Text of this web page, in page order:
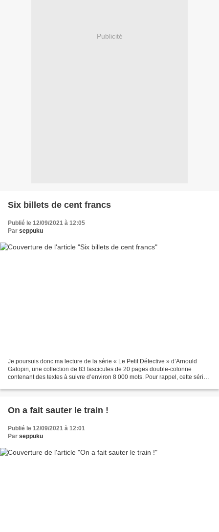
Publicité
Six billets de cent francs
Publié le 12/09/2021 à 12:05
Par seppuku
Je poursuis donc ma lecture de la série « Le Petit Détective » d’Arnould
Galopin, une collection de 83 fascicules de 20 pages double-colonne
contenant des textes à suivre d’environ 8 000 mots. Pour rappel, cette série
On a fait sauter le train !
Publié le 12/09/2021 à 12:01
Par seppuku